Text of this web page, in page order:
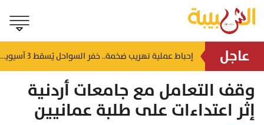
عاجل منذ ٤ ساعات إحباط عملية تهريب ضخمة.. خفر السواحل يُسقط 3 آسيويين بحوزتهم 66 كجم من الكريستال
وقف التعامل مع جامعات أردنية
إثر اعتداءات على طلبة عمانيين